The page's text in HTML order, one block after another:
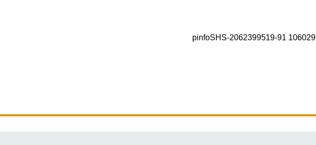
pinfoSHS-2062399519-91 106029